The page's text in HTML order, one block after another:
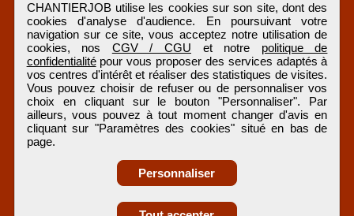
Obtenir ses
CHANTIERJOB utilise les cookies sur son site, dont des
cookies d'analyse d'audience. En poursuivant votre
navigation sur ce site, vous acceptez notre utilisation de
cookies, nos CGV / CGU et notre politique de
confidentialitépour vous proposer des services adaptés à
vos centres d'intérêt et réaliser des statistiques de visites.
Vous pouvez choisir de refuser ou de personnaliser vos
choix en cliquant sur le bouton "Personnaliser". Par
ailleurs, vous pouvez à tout moment changer d'avis en
cliquant sur "Paramètres des cookies" situé en bas de
page.
Personnaliser